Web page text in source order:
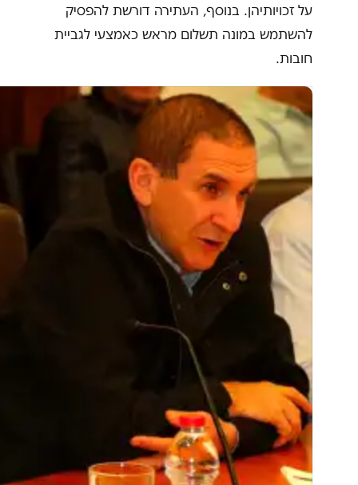
על זכויותיהן. בנוסף, העתירה דורשת להפסיק
להשתמש במונה תשלום מראש כאמצעי לגביית
חובות.